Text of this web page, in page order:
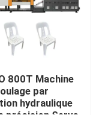
injection
par injection
800T Machine
par
hydraulique